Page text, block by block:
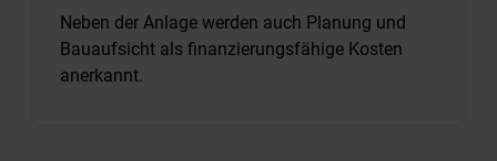
Neben der Anlage werden auch Planung und
Bauaufsicht als finanzierungsfähige Kosten
anerkannt.